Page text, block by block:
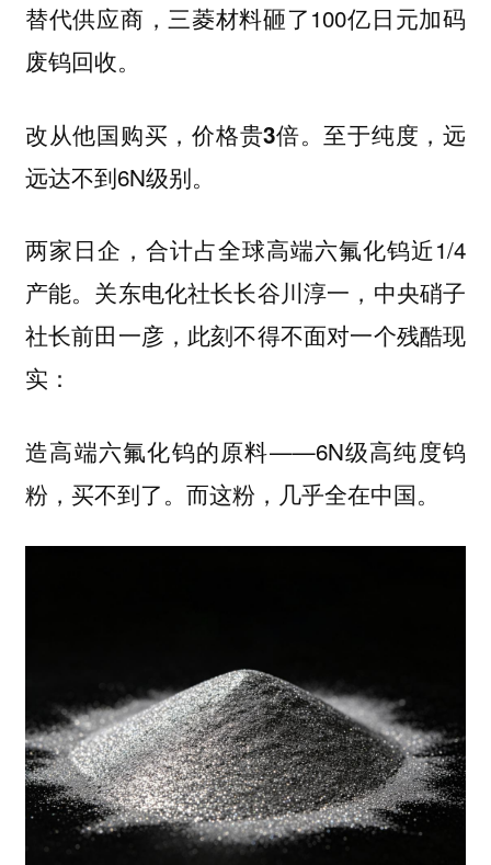
替代供应商，三菱材料砸了100亿日元加码
废钨回收。
改从他国购买，价格贵3倍。至于纯度，远
远达不到6N级别。
两家日企，合计占全球高端六氟化钨近1/4
产能。关东电化社长长谷川淳一，中央硝子
社长前田一彦，此刻不得不面对一个残酷现
实：
造高端六氟化钨的原料——6N级高纯度钨
粉，买不到了。而这粉，几乎全在中国。